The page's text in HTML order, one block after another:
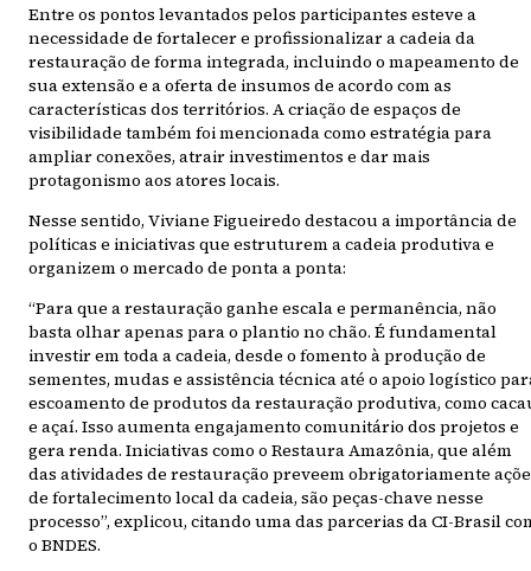
Entre os pontos levantados pelos participantes esteve a
necessidade de fortalecer e profissionalizar a cadeia da
restauração de forma integrada, incluindo o mapeamento de
sua extensão e a oferta de insumos de acordo com as
características dos territórios. A criação de espaços de
visibilidade também foi mencionada como estratégia para
ampliar conexões, atrair investimentos e dar mais
protagonismo aos atores locais.
Nesse sentido, Viviane Figueiredo destacou a importância de
políticas e iniciativas que estruturem a cadeia produtiva e
organizem o mercado de ponta a ponta:
“Para que a restauração ganhe escala e permanência, não
basta olhar apenas para o plantio no chão. É fundamental
investir em toda a cadeia, desde o fomento à produção de
sementes, mudas e assistência técnica até o apoio logístico
escoamento de produtos da restauração produtiva, como
e açaí. Isso aumenta engajamento comunitário dos projetos e
gera renda. Iniciativas como o Restaura Amazônia, que além
das atividades de restauração preveem obrigatoriamente
de fortalecimento local da cadeia, são peças-chave nesse
processo”, explicou, citando uma das parcerias da CI-Brasil
o BNDES.